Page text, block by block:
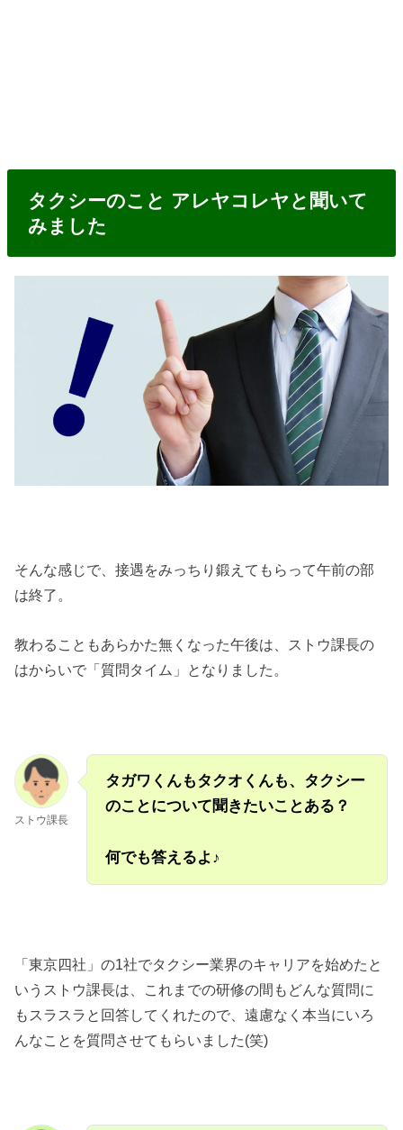
タクシーのこと アレヤコレヤと聞いて
みました
そんな感じで、接遇をみっちり鍛えてもらって午前の部
は終了。
教わることもあらかた無くなった午後は、ストウ課長の
はからいで「質問タイム」となりました。
ストウ課長
タガワくんもタクオくんも、タクシー
のことについて聞きたいことある？
何でも答えるよ♪
「東京四社」の1社でタクシー業界のキャリアを始めたと
いうストウ課長は、これまでの研修の間もどんな質問に
もスラスラと回答してくれたので、遠慮なく本当にいろ
んなことを質問させてもらいました(笑)